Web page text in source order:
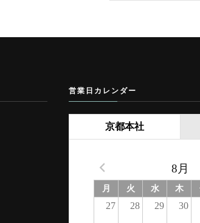
営業日カレンダー
京都本社
8月
月 火 水 木
27 28 29 30